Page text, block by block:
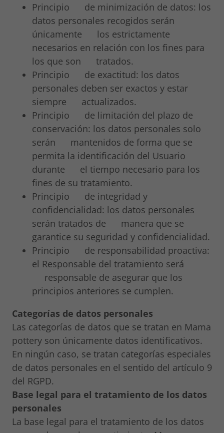
Principio de minimización de datos: los
datos personales recogidos serán
únicamente los estrictamente
necesarios en relación con los fines para
los que son tratados.
Principio de exactitud: los datos
personales deben ser exactos y estar
siempre actualizados.
Principio de limitación del plazo de
conservación: los datos personales solo
serán mantenidos de forma que se
permita la identificación del Usuario
durante el tiempo necesario para los
fines de su tratamiento.
Principio de integridad y
confidencialidad: los datos personales
serán tratados de manera que se
garantice su seguridad y confidencialidad.
Principio de responsabilidad proactiva:
el Responsable del tratamiento será
responsable de asegurar que los
principios anteriores se cumplen.
Categorías de datos personales
Las categorías de datos que se tratan en Mama
pottery son únicamente datos identificativos.
En ningún caso, se tratan categorías especiales
de datos personales en el sentido del artículo 9
del RGPD.
Base legal para el tratamiento de los datos
personales
La base legal para el tratamiento de los datos